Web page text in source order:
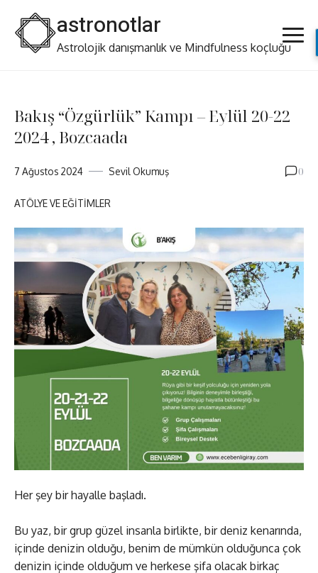
content
astronotlar
Astrolojik danışmanlık ve Mindfulness koçluğu
Bakış “Özgürlük” Kampı – Eylül 20-22
2024 , Bozcaada
7 Ağustos 2024 Sevil Okumuş 0
ATÖLYE VE EĞITIMLER
Her şey bir hayalle başladı.
Bu yaz, bir grup güzel insanla birlikte, bir deniz kenarında,
içinde denizin olduğu, benim de mümkün olduğunca çok
denizin içinde olduğum ve herkese şifa olacak birkaç